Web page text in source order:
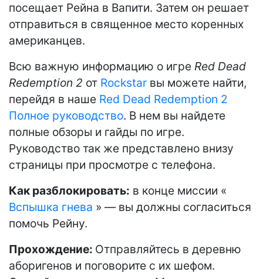
посещает Рейна в Вапити. Затем он решает
отправиться в священное место коренных
американцев.
Всю важную информацию о игре Red Dead
Redemption 2 от Rockstar вы можете найти,
перейдя в наше Red Dead Redemption 2
Полное руководство. В нем вы найдете
полные обзоры и гайды по игре.
Руководство так же представлено внизу
страницы при просмотре с телефона.
Как разблокировать: в конце миссии «
Вспышка гнева » — вы должны согласиться
помочь Рейну.
Прохождение: Отправляйтесь в деревню
аборигенов и поговорите с их шефом.